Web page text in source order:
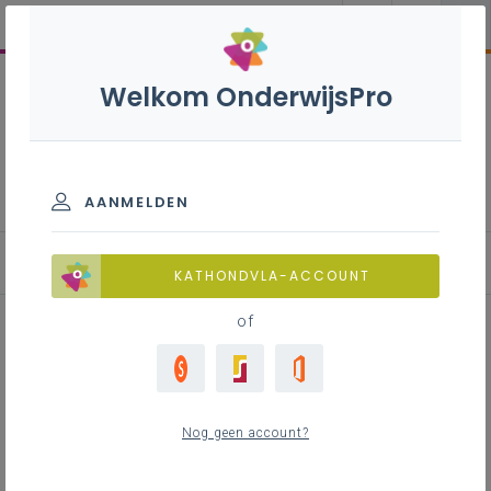
Waarom?
Welkom OnderwijsPro
AANMELDEN
KATHONDVLA-ACCOUNT
of
Nog geen account?